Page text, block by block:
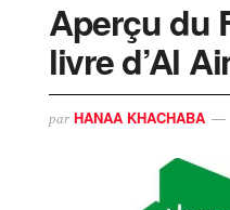
Aperçu du
livre d’Al
par HANAA KHACHABA